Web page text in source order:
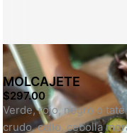
MOLCAJETE
$297.00
Verde, rojo, negro o
crudo, callo, cebolla